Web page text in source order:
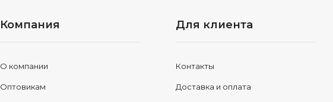
Компания
О компании
Оптовикам
Для клиента
Контакты
Доставка и оплата